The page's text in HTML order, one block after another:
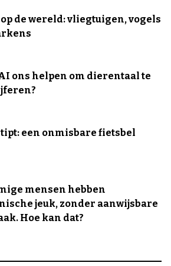
de wereld: vliegtuigen, vogels
ons helpen om dierentaal te
tipt: een onmisbare fietsbel
mensen hebben
jeuk, zonder aanwijsbare
Hoe kan dat?